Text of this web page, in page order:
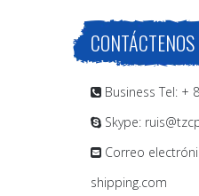
CONTÁCTENOS
 Business Tel: +
 Skype:
 Correo
shipping.com